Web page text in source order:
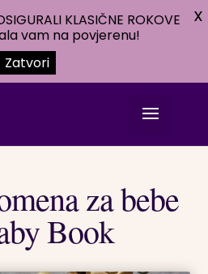
za bebe
Book
KLASIČNE ROKOVE
vam na povjerenu!
Zatvori
X